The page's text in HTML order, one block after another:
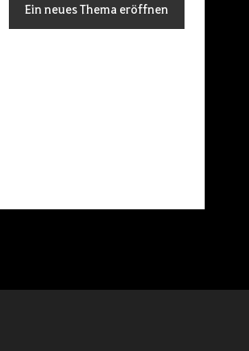
Ein neues Thema eröffnen